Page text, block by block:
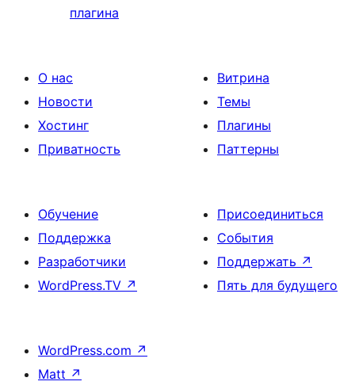
плагина
О нас
Новости
Хостинг
Приватность
Витрина
Темы
Плагины
Паттерны
Обучение
Поддержка
Разработчики
WordPress.TV ↗
Присоединиться
События
Поддержать ↗
Пять для будущего
WordPress.com ↗
Matt ↗